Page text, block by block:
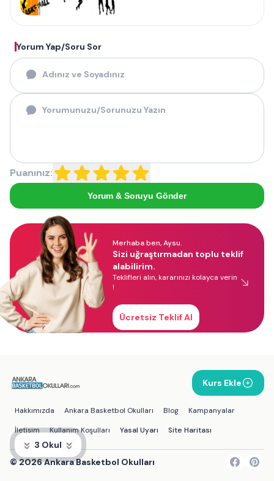
3 Okul
Yorum Yap/Soru Sor
Puanınız:
Yorum & Soruyu Gönder
Merhaba ben, Aysu.
Sizi uğraştırmadan toplu teklif
alabilirim.
Teklifleri alın, kararınızı kolayca verin
!
Ücretsiz Teklif Al
Kurs Ekle
Hakkımızda Ankara Basketbol Okulları Blog
Kampanyalar
İletişim
Kullanım Koşulları Yasal Uyarı Site Haritası
©2026Ankara Basketbol Okulları